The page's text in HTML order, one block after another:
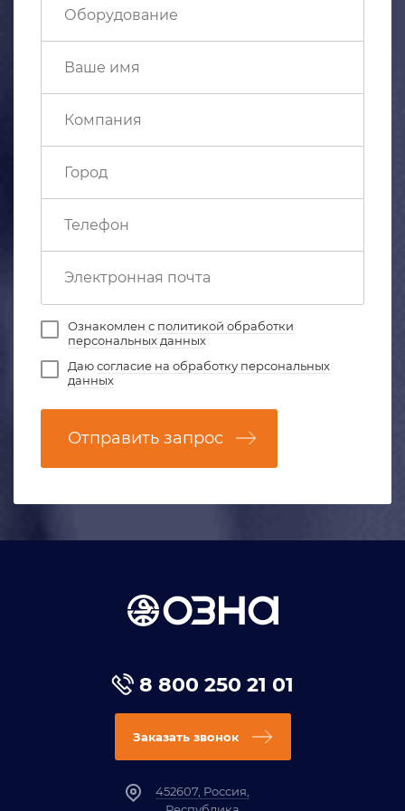
Ознакомлен с политикой обработки
персональных данных
Даюсогласие на обработку персональных
данных
Отправить запрос
8 800 250 21 01
Заказать звонок
452607, Россия,